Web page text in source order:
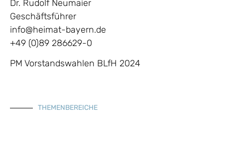
Dr. Rudolf Neumaier
Geschäftsführer
info@heimat-bayern.de
+49 (0)89 286629-0
PM Vorstandswahlen BLfH 2024
THEMENBEREICHE